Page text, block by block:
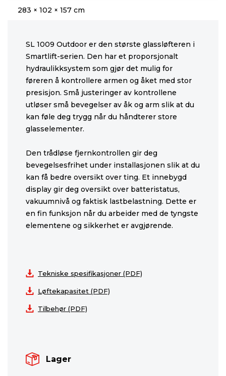
283 × 102 × 157 cm
SL 1009 Outdoor er den største glassløfteren i
Smartlift-serien. Den har et proporsjonalt
hydraulikksystem som gjør det mulig for
føreren å kontrollere armen og åket med stor
presisjon. Små justeringer av kontrollene
utløser små bevegelser av åk og arm slik at du
kan føle deg trygg når du håndterer store
glasselementer.
Den trådløse fjernkontrollen gir deg
bevegelsesfrihet under installasjonen slik at du
kan få bedre oversikt over ting. Et innebygd
display gir deg oversikt over batteristatus,
vakuumnivå og faktisk lastbelastning. Dette er
en fin funksjon når du arbeider med de tyngste
elementene og sikkerhet er avgjørende.
Tekniske spesifikasjoner (PDF)
Løftekapasitet (PDF)
Tilbehør (PDF)
Lager